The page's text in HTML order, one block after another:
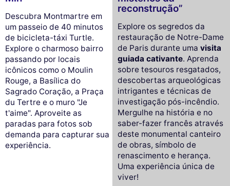
Descubra Montmartre em
um passeio de 40 minutos
de bicicleta-táxi Turtle.
Explore o charmoso bairro
passando por locais
icônicos como o Moulin
Rouge, a Basílica do
Sagrado Coração, a Praça
du Tertre e o muro "Je
t'aime". Aproveite as
paradas para fotos sob
demanda para capturar sua
experiência.
reconstrução”
Explore os segredos da
restauração de Notre-Dame
de Paris durante uma visita
guiada cativante. Aprenda
sobre tesouros resgatados,
descobertas arqueológicas
intrigantes e técnicas de
investigação pós-incêndio.
Mergulhe na história e no
saber-fazer francês através
deste monumental canteiro
de obras, símbolo de
renascimento e herança.
Uma experiência única de
viver!